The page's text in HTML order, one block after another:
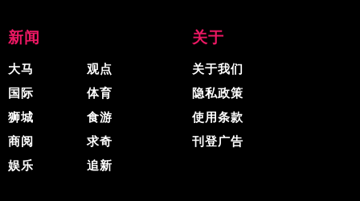
新闻
大马
国际
狮城
商阅
娱乐
观点
体育
食游
求奇
追新
关于
关于我们
隐私政策
使用条款
刊登广告